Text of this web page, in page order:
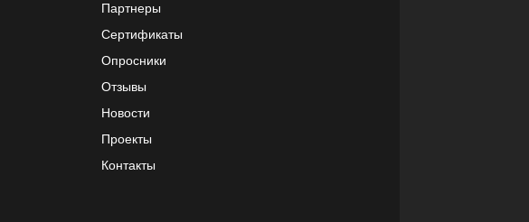
Партнеры
Сертификаты
Опросники
Отзывы
Новости
Проекты
Контакты